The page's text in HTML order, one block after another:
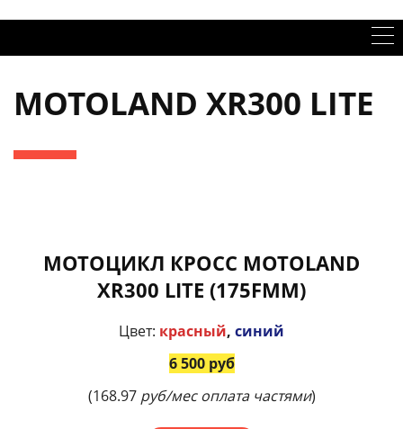
MOTOLAND XR300 LITE
МОТОЦИКЛ КРОСС MOTOLAND
XR300 LITE (175FMM)
Цвет: красный, синий
6 500 руб
(168.97 руб/мес оплата частями)